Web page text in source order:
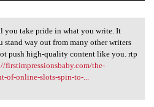
you take pride in
you take pride in what you write. It
stand way out from many other writers
push high-quality content like you. rtp
firstimpressionsbaby.com/the-
of-online-slots-spin-to-...